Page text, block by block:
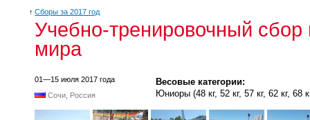
↑ Сборы за 2017 год
Учебно-тренировочный сбор
мира
01—15 июля 2017 года
Сочи, Россия
Весовые категории:
Юниоры (48 кг, 52 кг, 57 кг, 62 кг, 68